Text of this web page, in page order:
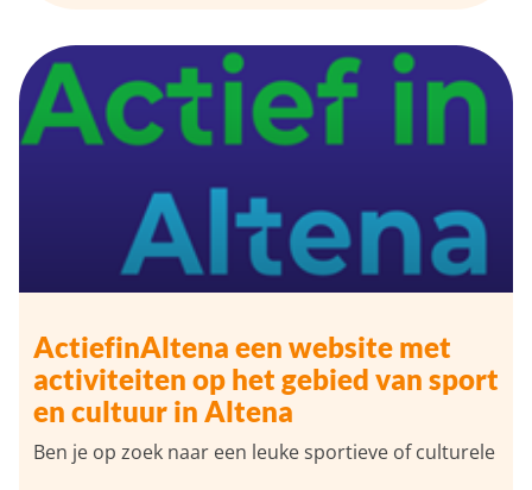
ActiefinAltena een website met
activiteiten op het gebied van sport
en cultuur in Altena
Ben je op zoek naar een leuke sportieve of culturele